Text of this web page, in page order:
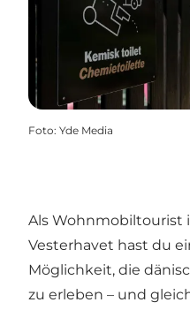
Foto: Yde Media
Als Wohnmobiltourist
Vesterhavet hast du
Möglichkeit, die
zu erleben – und